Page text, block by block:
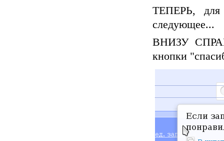
ТЕПЕРЬ, для
следующее...
ВНИЗУ
кнопки